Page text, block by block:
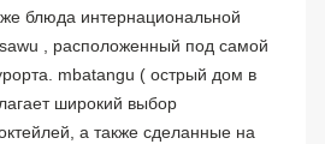
блюда интернациональной
, расположенный под самой
mbatangu ( острый дом в
широкий выбор
а также сделанные на